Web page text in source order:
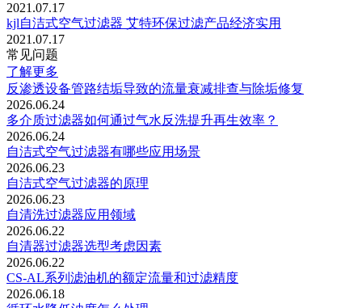
2021.07.17
kjl自洁式空气过滤器 艾特环保过滤产品经济实用
2021.07.17
常见问题
了解更多
反渗透设备管路结垢导致的流量衰减排查与除垢修复
2026.06.24
多介质过滤器如何通过气水反洗提升再生效率？
2026.06.24
自洁式空气过滤器有哪些应用场景
2026.06.23
自洁式空气过滤器的原理
2026.06.23
自清洗过滤器应用领域
2026.06.22
自清器过滤器选型考虑因素
2026.06.22
CS-AL系列滤油机的‌额定流量‌和‌过滤精度
2026.06.18